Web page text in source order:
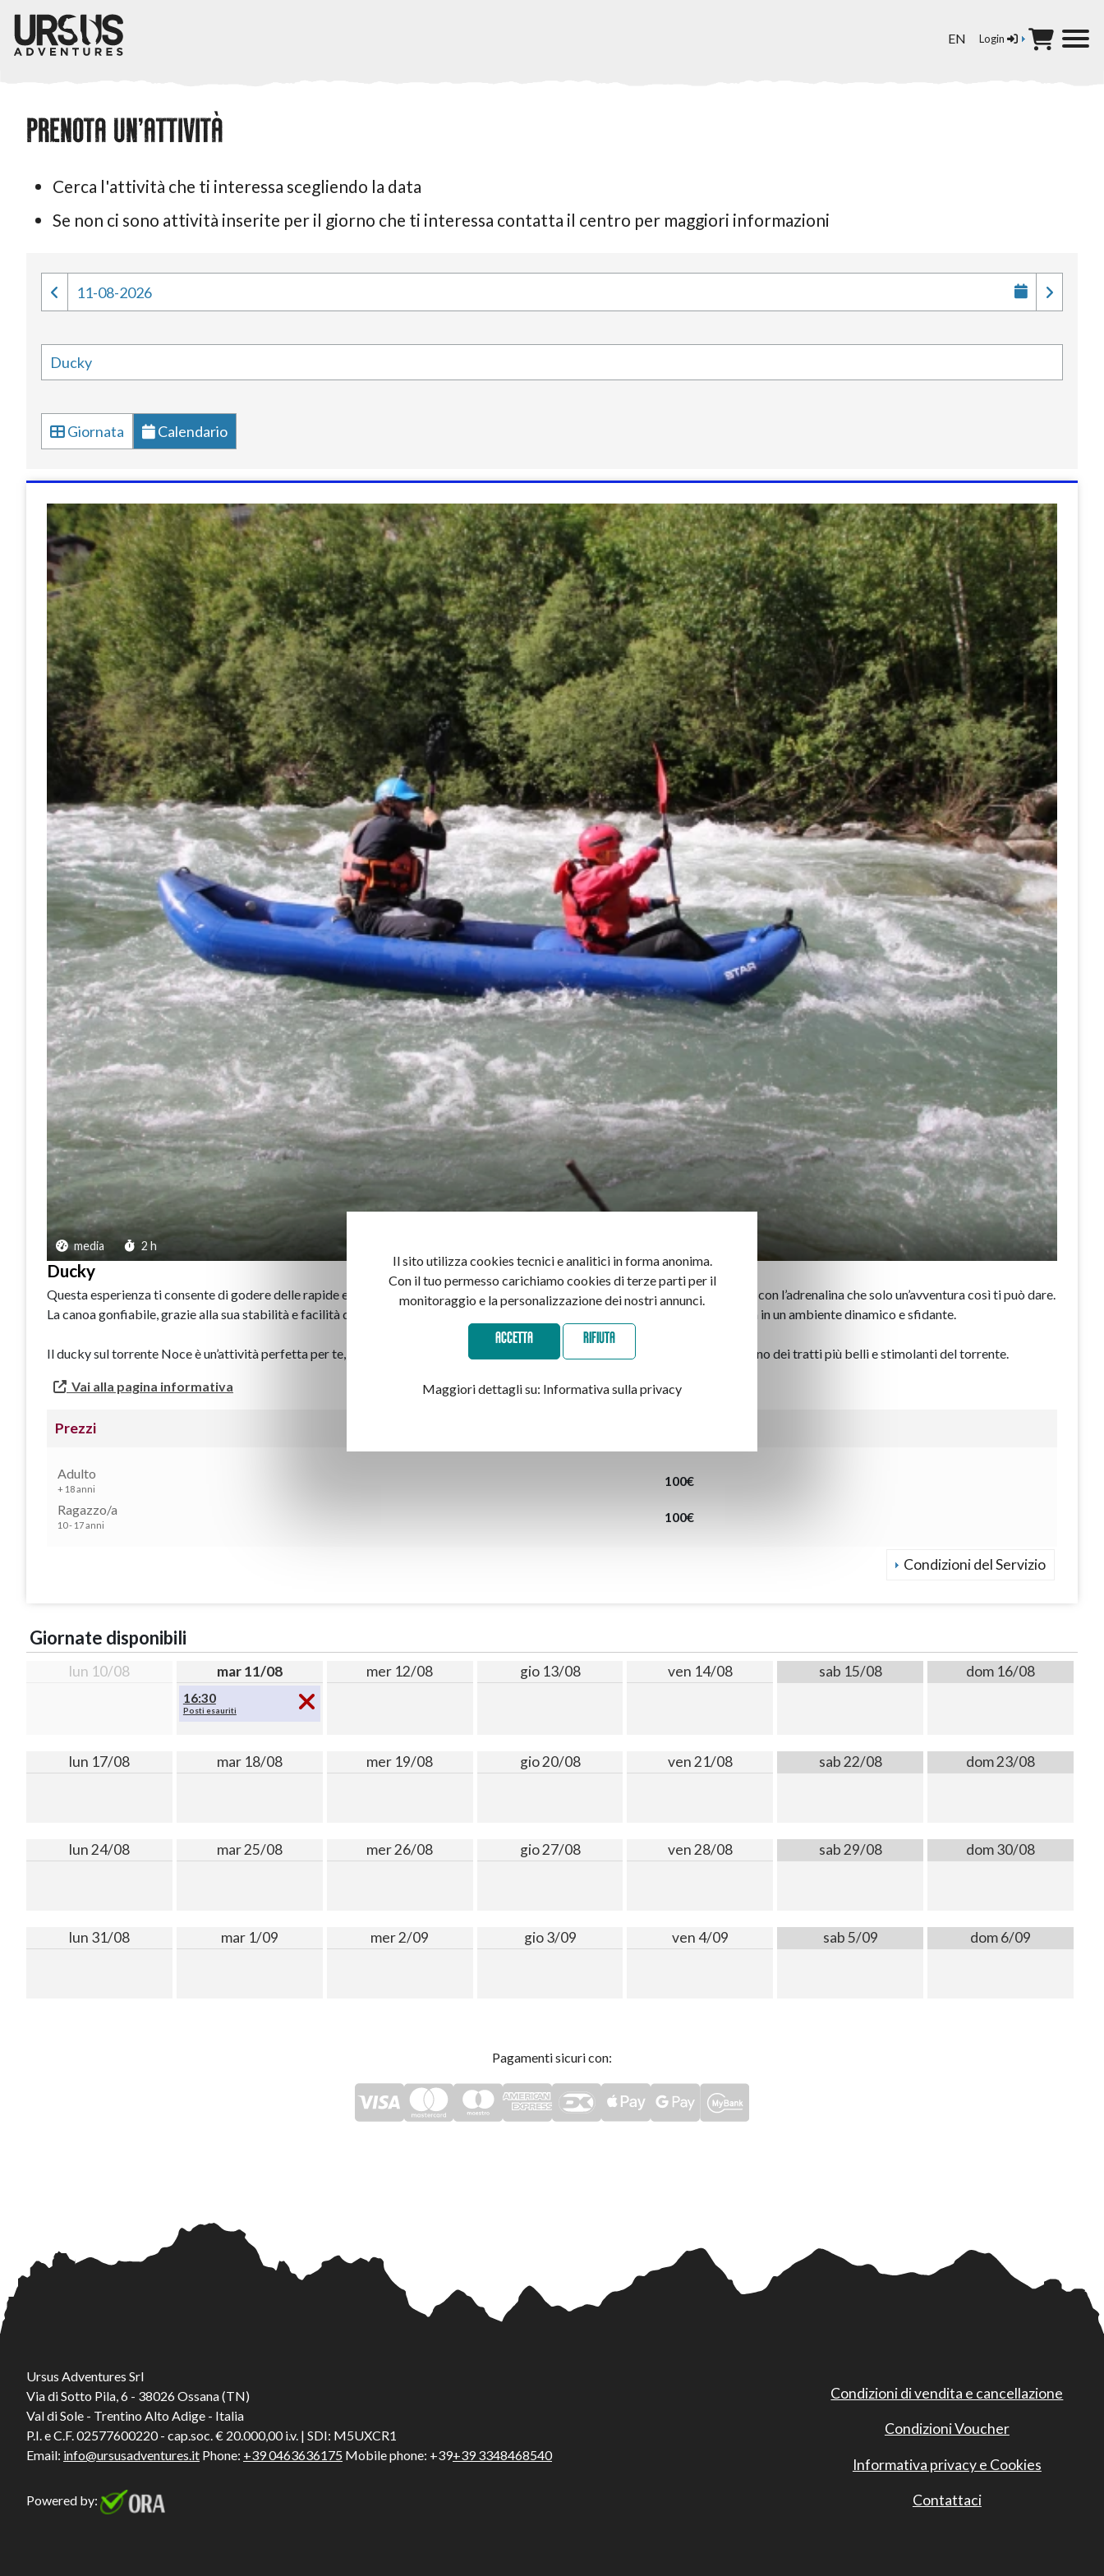
Login
Seleziona la tua lingua
EN
Il sito utilizza cookies tecnici e analitici in forma anonima.
Con il tuo permesso carichiamo cookies di terze parti per il
monitoraggio e la personalizzazione dei nostri annunci.
ACCETTA RIFIUTA
Maggiori dettagli su: Informativa sulla privacy
PRENOTA UN'ATTIVITÀ
Cerca l'attività che ti interessa scegliendo la data
Se non ci sono attività inserite per il giorno che ti interessa contatta il centro per maggiori informazioni
Giornata Calendario
media 2 h
Ducky
Questa esperienza ti consente di godere delle rapide e delle sfide offerte dal torrente Noce, affrontando le onde e i salti d’acqua con l’adrenalina che solo un’avventura così ti può dare.
La canoa gonfiabile, grazie alla sua stabilità e facilità di manovra, è ideale per te, che sei un principiante e vuoi metterti alla prova in un ambiente dinamico e sfidante.
Il ducky sul torrente Noce è un’attività perfetta per te, che cerchi un’esperienza esclusiva, avventurosa, emozionante e sicura, in uno dei tratti più belli e stimolanti del torrente.
Vai alla pagina informativa
Prezzi
Adulto
+ 18 anni
100€
Ragazzo/a
10 - 17 anni
100€
Condizioni del Servizio
Giornate disponibili
lun 10/08 mar 11/08
16:30
Posti esauriti
mer 12/08 gio 13/08 ven 14/08 sab 15/08 dom 16/08
lun 17/08 mar 18/08 mer 19/08 gio 20/08 ven 21/08 sab 22/08 dom 23/08
lun 24/08 mar 25/08 mer 26/08 gio 27/08 ven 28/08 sab 29/08 dom 30/08
lun 31/08 mar 1/09 mer 2/09 gio 3/09 ven 4/09 sab 5/09 dom 6/09
Pagamenti sicuri con:
Ursus Adventures Srl
Via di Sotto Pila, 6 - 38026 Ossana (TN)
Val di Sole - Trentino Alto Adige - Italia
P.I. e C.F. 02577600220 - cap.soc. € 20.000,00 i.v. | SDI: M5UXCR1
Email: info@ursusadventures.it Phone: +39 0463636175 Mobile phone: +39+39 3348468540
Powered by:
Condizioni di vendita e cancellazione
Condizioni Voucher
Informativa privacy e Cookies
Contattaci